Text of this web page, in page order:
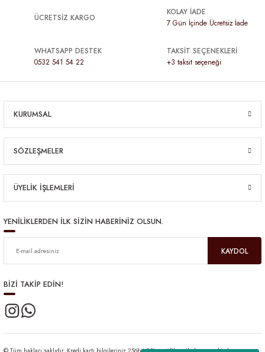
ÜCRETSİZ KARGO
KOLAY İADE
7 Gün İçinde Ücretsiz İade
WHATSAPP DESTEK
0532 541 54 22
TAKSİT SEÇENEKLERİ
+3 taksit seçeneği
KURUMSAL
SÖZLEŞMELER
ÜYELİK İŞLEMLERİ
YENİLİKLERDEN İLK SİZİN HABERİNİZ OLSUN.
KAYDOL
BİZİ TAKİP EDİN!